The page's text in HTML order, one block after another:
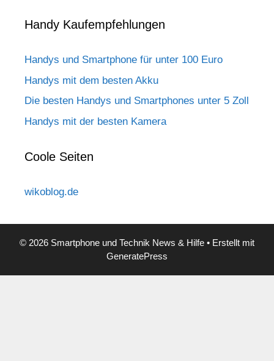
Handy Kaufempfehlungen
Handys und Smartphone für unter 100 Euro
Handys mit dem besten Akku
Die besten Handys und Smartphones unter 5 Zoll
Handys mit der besten Kamera
Coole Seiten
wikoblog.de
© 2026 Smartphone und Technik News & Hilfe • Erstellt mit
GeneratePress